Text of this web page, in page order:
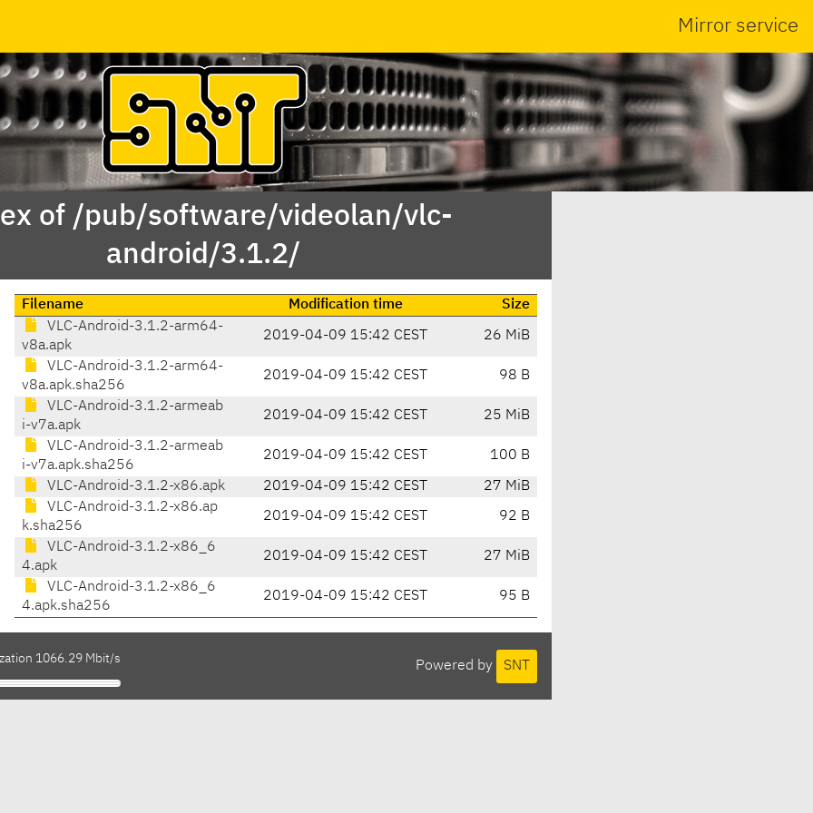
Mirror service
of /pub/software/videolan/vlc-
android/3.1.2/
Filename Modification time
Size
VLC-Android-3.1.2-arm64-
v8a.apk
2019-04-09 15:42 CEST 26 MiB
VLC-Android-3.1.2-arm64-
v8a.apk.sha256
2019-04-09 15:42 CEST 98 B
VLC-Android-3.1.2-armeab
i-v7a.apk
2019-04-09 15:42 CEST 25 MiB
VLC-Android-3.1.2-armeab
i-v7a.apk.sha256
2019-04-09 15:42 CEST 100 B
VLC-Android-3.1.2-x86.apk 2019-04-09 15:42 CEST
27 MiB
VLC-Android-3.1.2-x86.ap
k.sha256
2019-04-09 15:42 CEST 92 B
VLC-Android-3.1.2-x86_6
4.apk
2019-04-09 15:42 CEST 27 MiB
VLC-Android-3.1.2-x86_6
4.apk.sha256
2019-04-09 15:42 CEST 95 B
Powered by SNT
1066.29 Mbit/s